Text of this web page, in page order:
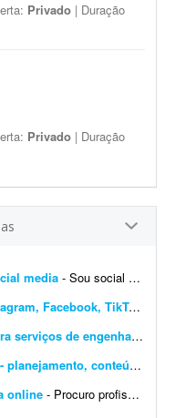
Privado | Duração
Privado | Duração
media - Sou social media e procuro alguém que me auxilie na produção de stories profissionais, com execução simples e sem muita elaboração. - Criaç&...
Manutenção para redes sociais: Instagram, Facebook, TikTok e Marketplace
Gestão semanal de redes sociais para serviços de engenharia
Gestão de Instagram para fotógrafo - planejamento, conteúdo e edição
online - Procuro profissional para criar um site no Linktree ou plataforma similar e desenvolver a presença da empresa nas redes sociais. - Criar um site no Linktree ou similar. - Produzir 60 posts ...